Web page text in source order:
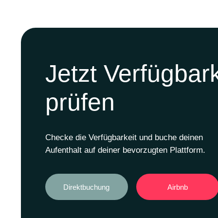
Jetzt
prüfen
Checke die Verfügbarkeit und buche deinen
Aufenthalt auf deiner bevorzugten Plattform.
Direktbuchung Airbnb